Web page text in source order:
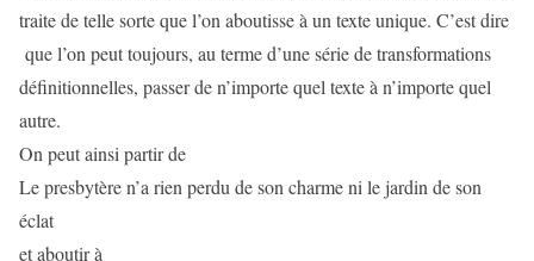
traite de telle sorte que l’on aboutisse à un texte unique. C’est dire
que l’on peut toujours, au terme d’une série de transformations
définitionnelles, passer de n’importe quel texte à n’importe quel
autre.
On peut ainsi partir de
Le presbytère n’a rien perdu de son charme ni le jardin de son
éclat
et aboutir à